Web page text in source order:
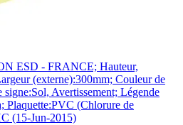
ESD - FRANCE; Hauteur,
(externe):300mm; Couleur de
Avertissement; Légende
Plaquette:PVC (Chlorure de
(15-Jun-2015)